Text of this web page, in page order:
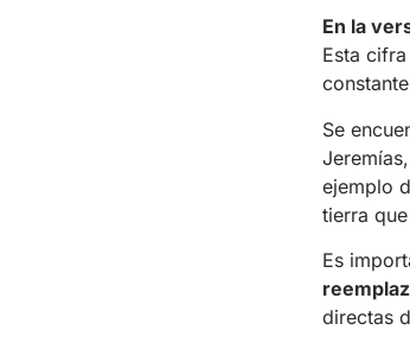
En la
Esta
Se
ejemplo
tierra
Es
directas